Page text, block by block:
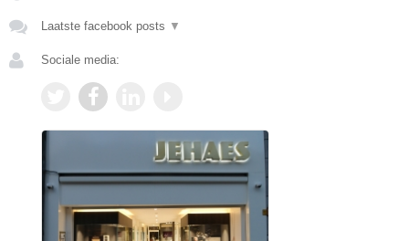
Laatste facebook posts ▼
Sociale media: